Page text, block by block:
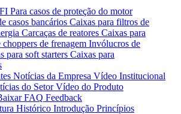
Para casos de proteção do motor
casos bancários Caixas para filtros de
Carcaças de reatores Caixas para
choppers de frenagem Invólucros de
para soft starters Caixas para
Notícias da Empresa Vídeo Institucional
do Setor Vídeo do Produto
FAQ Feedback
Histórico Introdução Princípios